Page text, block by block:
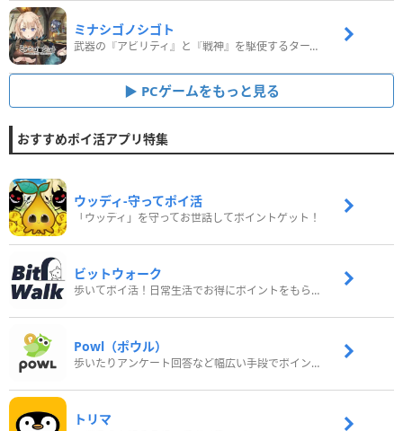
ミナシゴノシゴト
武器の『アビリティ』と『戦神』を駆使するターン制コマンドバトルRPG！
PCゲームをもっと見る
おすすめポイ活アプリ特集
ウッディ‐守ってポイ活
「ウッディ」を守ってお世話してポイントゲット！
ビットウォーク
歩いてポイ活！日常生活でお得にポイントをもらおう
Powl（ポウル）
歩いたりアンケート回答など幅広い手段でポイントをゲット
トリマ